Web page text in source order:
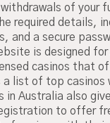
of your
required details,
and a secure
is designed
casinos that
a list of top casinos
in Australia also
to offer